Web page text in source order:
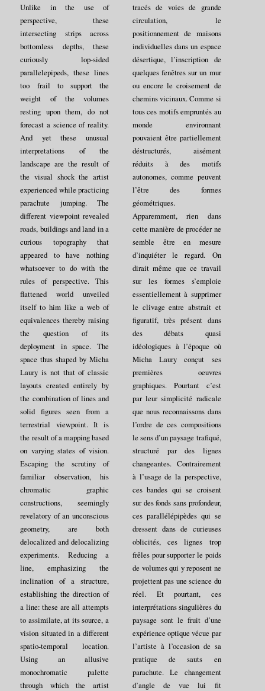
Unlike in the use of
perspective, these
intersecting strips across
bottomless depths, these
curiously lop-sided
parallelepipeds, these lines
too frail to support the
weight of the volumes
resting upon them, do not
forecast a science of reality.
And yet these unusual
interpretations of the
landscape are the result of
the visual shock the artist
experienced while practicing
parachute jumping. The
different viewpoint revealed
roads, buildings and land in a
curious topography that
appeared to have nothing
whatsoever to do with the
rules of perspective. This
flattened world unveiled
itself to him like a web of
equivalences thereby raising
the question of its
deployment in space. The
space thus shaped by Micha
Laury is not that of classic
layouts created entirely by
the combination of lines and
solid figures seen from a
terrestrial viewpoint. It is
the result of a mapping based
on varying states of vision.
Escaping the scrutiny of
familiar observation, his
chromatic graphic
constructions, seemingly
revelatory of an unconscious
geometry, are both
delocalized and delocalizing
experiments. Reducing a
line, emphasizing the
inclination of a structure,
establishing the direction of
a line: these are all attempts
to assimilate, at its source, a
vision situated in a different
spatio-temporal location.
Using an allusive
monochromatic palette
through which the artist
tracés de voies de grande
circulation, le
positionnement de maisons
individuelles dans un espace
désertique, l’inscription de
quelques fenêtres sur un mur
ou encore le croisement de
chemins vicinaux. Comme si
tous ces motifs empruntés au
monde environnant
pouvaient être partiellement
déstructurés, aisément
réduits à des motifs
autonomes, comme peuvent
l’être des formes
géométriques.
Apparemment, rien dans
cette manière de procéder ne
semble être en mesure
d’inquiéter le regard. On
dirait même que ce travail
sur les formes s’emploie
essentiellement à supprimer
le clivage entre abstrait et
figuratif, très présent dans
des débats quasi
idéologiques à l’époque où
Micha Laury conçut ses
premières oeuvres
graphiques. Pourtant c’est
par leur simplicité radicale
que nous reconnaissons dans
l’ordre de ces compositions
le sens d’un paysage trafiqué,
structuré par des lignes
changeantes. Contrairement
à l’usage de la perspective,
ces bandes qui se croisent
sur des fonds sans profondeur,
ces parallélépipèdes qui se
dressent dans de curieuses
oblicités, ces lignes trop
frêles pour supporter le poids
de volumes qui y reposent ne
projettent pas une science du
réel. Et pourtant, ces
interprétations singulières du
paysage sont le fruit d’une
expérience optique vécue par
l’artiste à l’occasion de sa
pratique de sauts en
parachute. Le changement
d’angle de vue lui fit